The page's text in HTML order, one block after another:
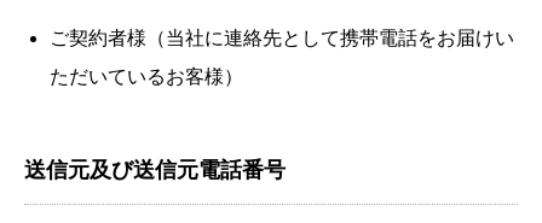
ご契約者様（当社に連絡先として携帯電話をお届けい
ただいているお客様）
送信元及び送信元電話番号